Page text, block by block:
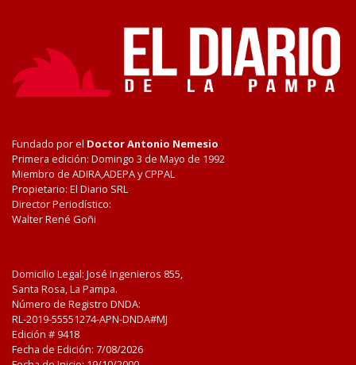
Fundado por el Doctor Antonio Nemesio
Primera edición: Domingo 3 de Mayo de 1992
Miembro de ADIRA,ADEPA y CPPAL
Propietario: El Diario SRL
Director Periodístico:
Walter René Goñi
Domicilio Legal: José Ingenieros 855,
Santa Rosa, La Pampa.
Número de Registro DNDA:
RL-2019-55551274-APN-DNDA#MJ
Edición # 9418
Fecha de Edición: 7/08/2026